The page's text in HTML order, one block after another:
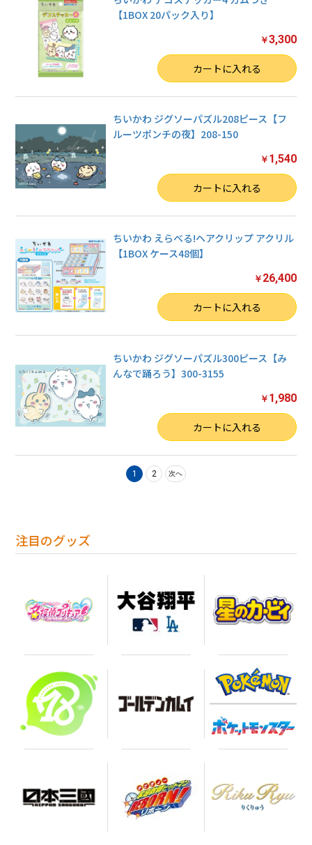
注目のグッズ
【1BOX 20パック入り】
￥3,300
カートに入れる
ちいかわ ジグソーパズル208ピース【フ
ルーツポンチの夜】208-150
￥ 1,540
カートに入れる
ちいかわ えらべる!ヘアクリップ アクリル
【1BOX ケース48個】
￥ 26,400
カートに入れる
ちいかわ ジグソーパズル300ピース【み
んなで踊ろう】300-3155
￥ 1,980
カートに入れる
1 2 次へ